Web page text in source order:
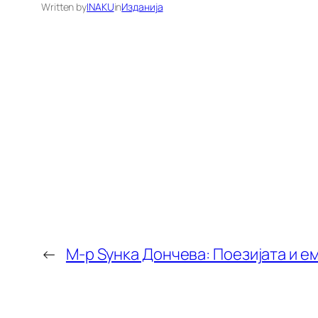
Written byINAKUinИзданија
← М-р Ѕунка Дончева: Поезијата и